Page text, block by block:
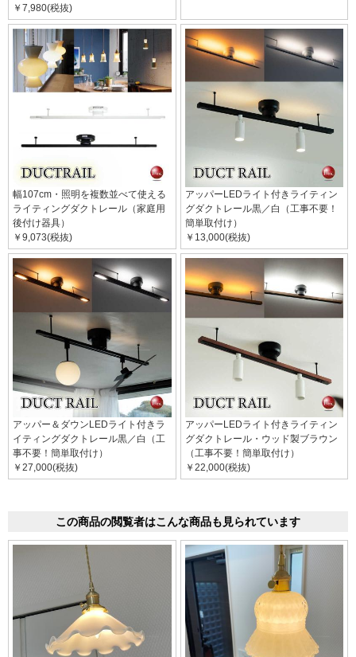
￥7,980(税抜)
幅107cm・照明を複数並べて使える
ライティングダクトレール（家庭用
後付け器具）
￥9,073(税抜)
アッパーLEDライト付きライティン
グダクトレール黒／白（工事不要！
簡単取付け）
￥13,000(税抜)
アッパー＆ダウンLEDライト付きラ
イティングダクトレール黒／白（工
事不要！簡単取付け）
￥27,000(税抜)
アッパーLEDライト付きライティン
グダクトレール・ウッド製ブラウン
（工事不要！簡単取付け）
￥22,000(税抜)
この商品の閲覧者はこんな商品も見られています